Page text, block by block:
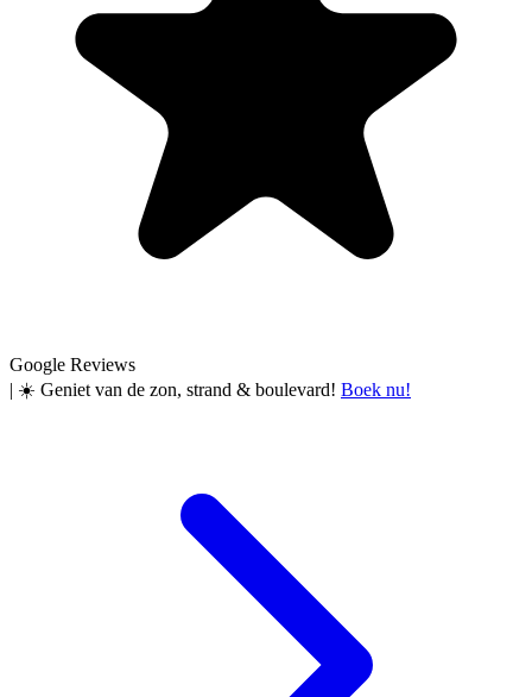
Google Reviews
| ☀️ Geniet van de zon, strand & boulevard! Boek nu!